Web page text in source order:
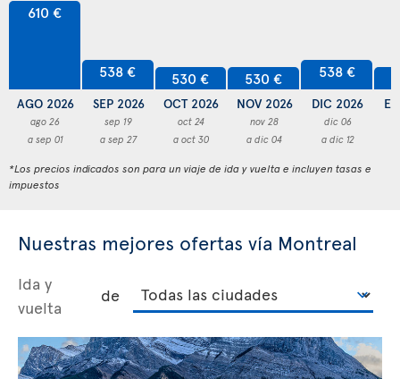
610 €
AGO 2026
ago 26
a sep 01
538 €
SEP 2026
sep 19
a sep 27
530 €
OCT 2026
oct 24
a oct 30
530 €
NOV 2026
nov 28
a dic 04
538 €
DIC 2026
dic 06
a dic 12
*Los precios indicados son para un viaje de ida y vuelta e incluyen tasas e
impuestos
Nuestras mejores ofertas vía Montreal
Ida y
vuelta
de